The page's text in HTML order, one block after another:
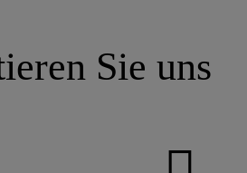
Sie uns